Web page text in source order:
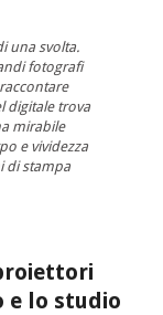
una svolta.
fotografi
digitale trova
mirabile
e vividezza
di stampa
e lo studio